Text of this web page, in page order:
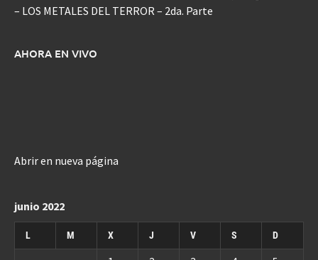
– LOS METALES DEL TERROR – 2da. Parte
AHORA EN VIVO
Abrir en nueva página
junio 2022
L M X J V S D